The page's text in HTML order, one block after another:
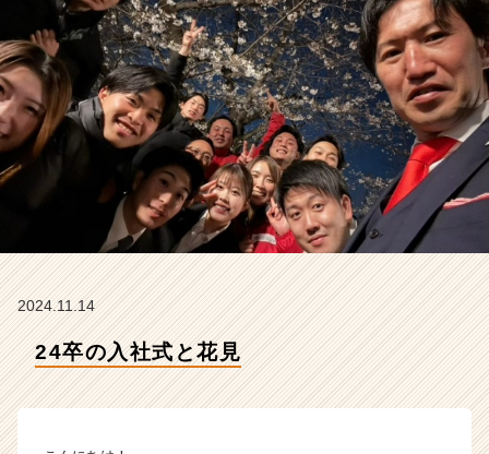
ュ
ー
チ
ャ
ー・
リ
レ
ー
シ
ョ
ン
ラ
2024.11.14
24卒の入社式と花見